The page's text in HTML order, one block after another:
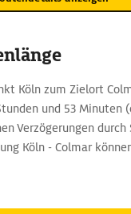
Köln zum Zielort
und 53 Minuten
Verzögerungen durch
Köln - Colmar